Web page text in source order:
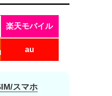
楽天モバイル
au
スマホ